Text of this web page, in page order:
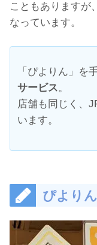
こともありますが
なっています。
「ぴよりん」を
サービス 。
店舗も同じく、
います。
ぴより